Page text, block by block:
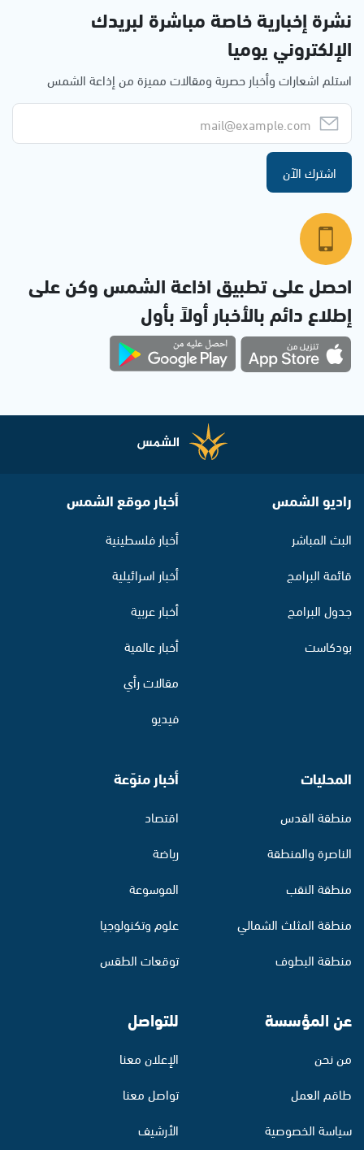
نشرة إخبارية خاصة مباشرة لبريدك
الإلكتروني يوميا
استلم اشعارات وأخبار حصرية ومقالات مميزة من إذاعة الشمس
اشترك الآن
احصل على تطبيق اذاعة الشمس وكن على
إطلاع دائم بالأخبار أولاً بأول
راديو الشمس
البث المباشر
قائمة البرامج
جدول البرامج
بودكاست
أخبار موقع الشمس
أخبار فلسطينية
أخبار اسرائيلية
أخبار عربية
أخبار عالمية
مقالات رأي
فيديو
المحليات
منطقة القدس
الناصرة والمنطقة
منطقة النقب
منطقة المثلث الشمالي
منطقة البطوف
أخبار منوّعة
اقتصاد
رياضة
الموسوعة
علوم وتكنولوجيا
توقعات الطقس
عن المؤسسة
من نحن
طاقم العمل
سياسة الخصوصية
للتواصل
الإعلان معنا
تواصل معنا
الأرشيف